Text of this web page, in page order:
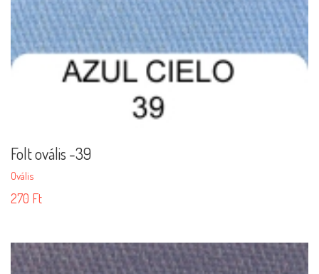
Folt ovális -39
Ovális
270 Ft